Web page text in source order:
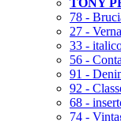
TONY
78 -
27 -
33 -
56 -
91 -
92 -
68 -
74 -